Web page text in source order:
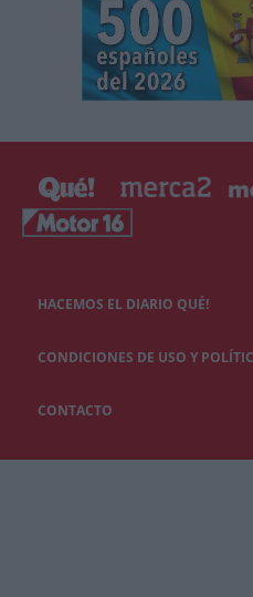
HACEMOS EL DIARIO QUÉ!
CONDICIONES DE USO Y
CONTACTO